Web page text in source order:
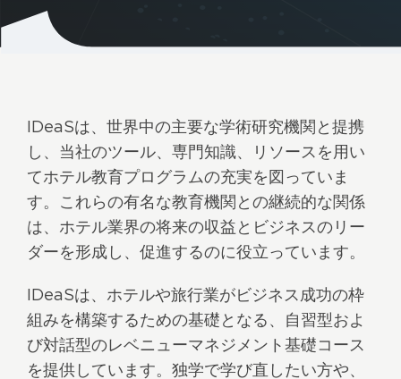
IDeaSは、世界中の主要な学術研究機関と提携
し、当社のツール、専門知識、リソースを用い
てホテル教育プログラムの充実を図っていま
す。これらの有名な教育機関との継続的な関係
は、ホテル業界の将来の収益とビジネスのリー
ダーを形成し、促進するのに役立っています。
IDeaSは、ホテルや旅行業がビジネス成功の枠
組みを構築するための基礎となる、自習型およ
び対話型のレベニューマネジメント基礎コース
を提供しています。独学で学び直したい方や、